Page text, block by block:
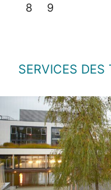
8 9
SERVICES DES